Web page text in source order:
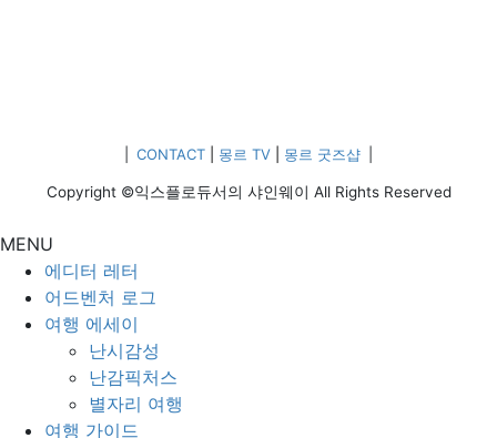
CONTACT 몽르 TV 몽르 굿즈샵
Copyright ©익스플로듀서의 샤인웨이 All Rights Reserved
MENU
에디터 레터
어드벤처 로그
여행 에세이
난시감성
난감픽처스
별자리 여행
여행 가이드